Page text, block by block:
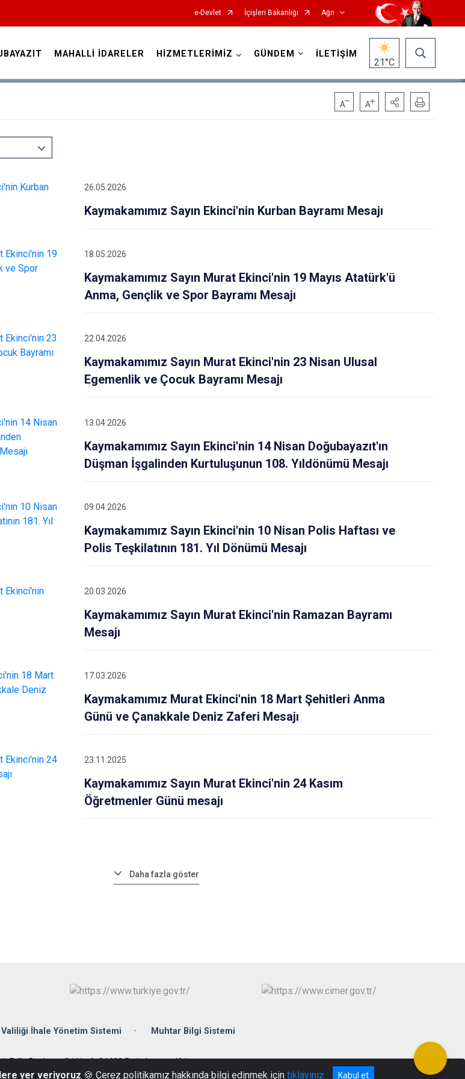
e-Devlet İçişleri Bakanlığı Ağrı
Doğubayazıt
Taşlıçay
MAHALLİ İDARELER HİZMETLERİMİZ GÜNDEM İLETİŞİM
21°C
26.05.2026
Kaymakamımız Sayın Ekinci'nin Kurban Bayramı Mesajı
18.05.2026
Kaymakamımız Sayın Murat Ekinci'nin 19 Mayıs Atatürk'ü
Anma, Gençlik ve Spor Bayramı Mesajı
22.04.2026
Kaymakamımız Sayın Murat Ekinci'nin 23 Nisan Ulusal
Egemenlik ve Çocuk Bayramı Mesajı
13.04.2026
Kaymakamımız Sayın Ekinci'nin 14 Nisan Doğubayazıt'ın
Düşman İşgalinden Kurtuluşunun 108. Yıldönümü Mesajı
09.04.2026
Kaymakamımız Sayın Ekinci'nin 10 Nisan Polis Haftası ve
Polis Teşkilatının 181. Yıl Dönümü Mesajı
20.03.2026
Kaymakamımız Sayın Murat Ekinci'nin Ramazan Bayramı
Mesajı
17.03.2026
Kaymakamımız Murat Ekinci'nin 18 Mart Şehitleri Anma
Günü ve Çanakkale Deniz Zaferi Mesajı
23.11.2025
Kaymakamımız Sayın Murat Ekinci'nin 24 Kasım
Öğretmenler Günü mesajı
Daha fazla göster
Valiliği İhale Yönetim Sistemi Muhtar Bilgi Sistemi
Rıfkı Başkaya Cd No:6, 04400 Doğubayazıt/Ağrı
yer veriyoruz 🍪 Çerez politikamız hakkında bilgi edinmek için tıklayınız Kabul et